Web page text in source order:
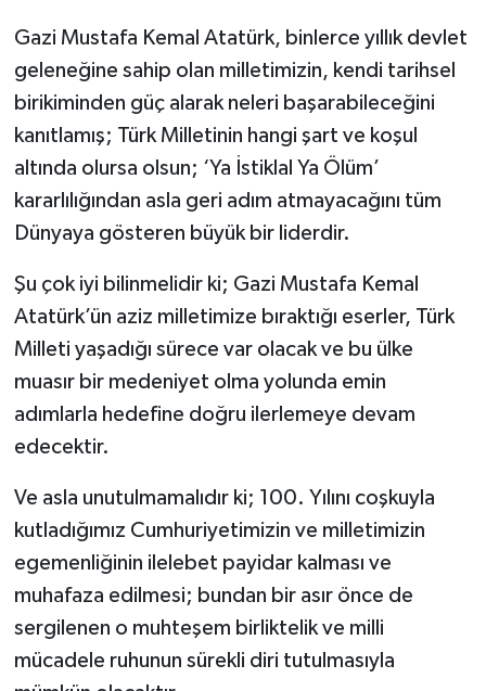
Gazi Mustafa Kemal Atatürk, binlerce yıllık devlet
geleneğine sahip olan milletimizin, kendi tarihsel
birikiminden güç alarak neleri başarabileceğini
kanıtlamış; Türk Milletinin hangi şart ve koşul
altında olursa olsun; ‘Ya İstiklal Ya Ölüm’
kararlılığından asla geri adım atmayacağını tüm
Dünyaya gösteren büyük bir liderdir.
Şu çok iyi bilinmelidir ki; Gazi Mustafa Kemal
Atatürk’ün aziz milletimize bıraktığı eserler, Türk
Milleti yaşadığı sürece var olacak ve bu ülke
muasır bir medeniyet olma yolunda emin
adımlarla hedefine doğru ilerlemeye devam
edecektir.
Ve asla unutulmamalıdır ki; 100. Yılını coşkuyla
kutladığımız Cumhuriyetimizin ve milletimizin
egemenliğinin ilelebet payidar kalması ve
muhafaza edilmesi; bundan bir asır önce de
sergilenen o muhteşem birliktelik ve milli
mücadele ruhunun sürekli diri tutulmasıyla